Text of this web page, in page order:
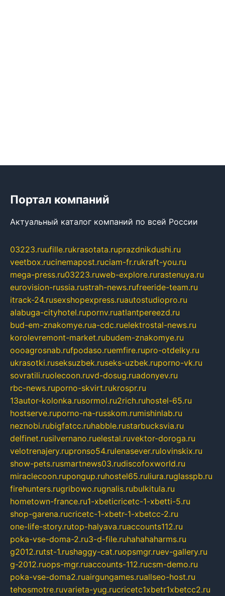
Портал компаний
Актуальный каталог компаний по всей России
03223.ruufille.rukrasotata.ruprazdnikdushi.ru
veetbox.rucinemapost.ruciam-fr.rukraft-you.ru
mega-press.ru03223.ruweb-explore.rurastenuya.ru
eurovision-russia.rustrah-news.rufreeride-team.ru
itrack-24.rusexshopexpress.ruautostudiopro.ru
alabuga-cityhotel.rupornv.ruatlantpereezd.ru
bud-em-znakomye.rua-cdc.ruelektrostal-news.ru
korolevremont-market.rubudem-znakomye.ru
oooagrosnab.rufpodaso.ruemfire.rupro-otdelky.ru
ukrasotki.ruseksuzbek.ruseks-uzbek.ruporno-vk.ru
sovratili.ruolecoon.ruvd-dosug.ruadonyev.ru
rbc-news.ruporno-skvirt.rukrospr.ru
13autor-kolonka.rusormol.ru2rich.ruhostel-65.ru
hostserve.ruporno-na-russkom.rumishinlab.ru
neznobi.rubigfatcc.ruhabble.rustarbucksvia.ru
delfinet.rusilvernano.ruelestal.ruvektor-doroga.ru
velotrenajery.rupronso54.rulenasever.rulovinskix.ru
show-pets.rusmartnews03.rudiscofoxworld.ru
miraclecoon.rupongup.ruhostel65.ruliura.ruglasspb.ru
firehunters.rugribowo.rugnalis.rubulkitula.ru
hometown-france.ru1-xbeticricetc-1-xbetti-5.ru
shop-garena.rucricetc-1-xbetr-1-xbetcc-2.ru
one-life-story.rutop-halyava.ruaccounts112.ru
poka-vse-doma-2.ru3-d-file.ruhahahaharms.ru
g2012.rutst-1.rushaggy-cat.ruopsmgr.ruev-gallery.ru
g-2012.ruops-mgr.ruaccounts-112.rucsm-demo.ru
poka-vse-doma2.ruairgungames.ruallseo-host.ru
tehosmotre.ruvarieta-yug.rucricetc1xbetr1xbetcc2.ru